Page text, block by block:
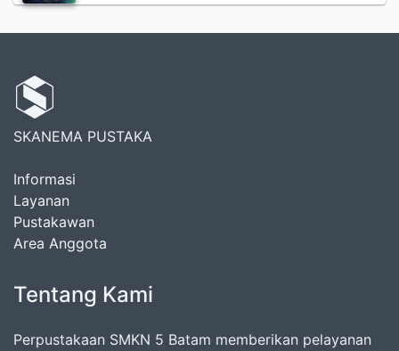
SKANEMA PUSTAKA
Informasi
Layanan
Pustakawan
Area Anggota
Tentang Kami
Perpustakaan SMKN 5 Batam memberikan pelayanan